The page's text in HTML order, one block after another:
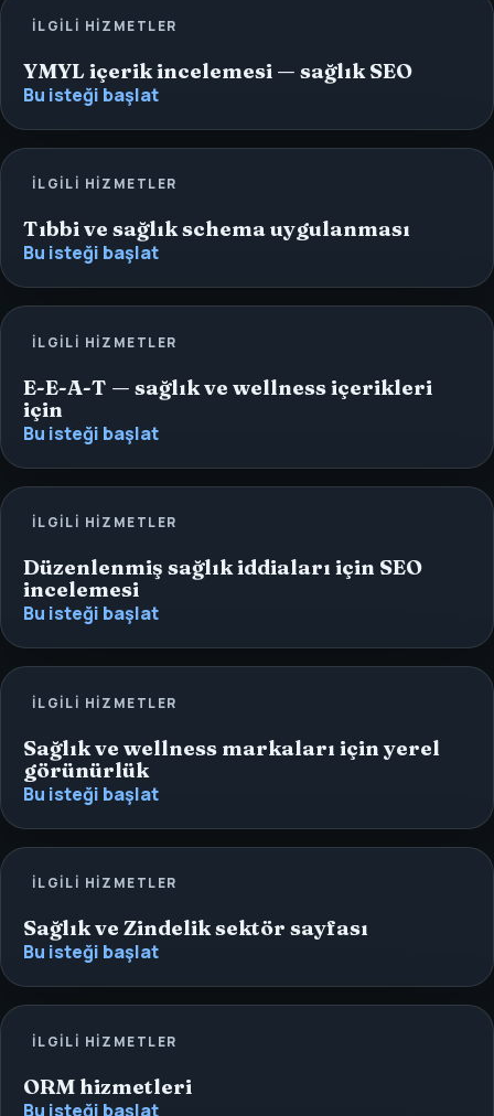
İLGILI HIZMETLER
YMYL içerik incelemesi — sağlık SEO
Bu isteği başlat
İLGILI HIZMETLER
Tıbbi ve sağlık schema uygulanması
Bu isteği başlat
İLGILI HIZMETLER
E-E-A-T — sağlık ve wellness içerikleri
için
Bu isteği başlat
İLGILI HIZMETLER
Düzenlenmiş sağlık iddiaları için SEO
incelemesi
Bu isteği başlat
İLGILI HIZMETLER
Sağlık ve wellness markaları için yerel
görünürlük
Bu isteği başlat
İLGILI HIZMETLER
Sağlık ve Zindelik sektör sayfası
Bu isteği başlat
İLGILI HIZMETLER
ORM hizmetleri
Bu isteği başlat